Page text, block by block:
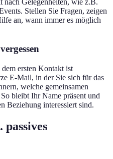
nach Gelegenheiten, wie z.B.
Stellen Sie Fragen, zeigen
an, wann immer es möglich
ersten Kontakt ist
E-Mail, in der Sie sich für das
welche gemeinsamen
bleibt Ihr Name präsent und
Beziehung interessiert sind.